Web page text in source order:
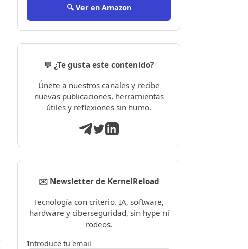
🔍 Ver en Amazon
💬 ¿Te gusta este contenido?
Únete a nuestros canales y recibe
nuevas publicaciones, herramientas
útiles y reflexiones sin humo.
✉️ Newsletter de KernelReload
Tecnología con criterio. IA, software,
hardware y ciberseguridad, sin hype ni
rodeos.
Introduce tu email